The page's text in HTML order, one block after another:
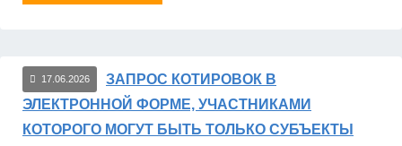
17.06.2026
ЗАПРОС КОТИРОВОК В
ЭЛЕКТРОННОЙ ФОРМЕ, УЧАСТНИКАМИ
КОТОРОГО МОГУТ БЫТЬ ТОЛЬКО СУБЪЕКТЫ